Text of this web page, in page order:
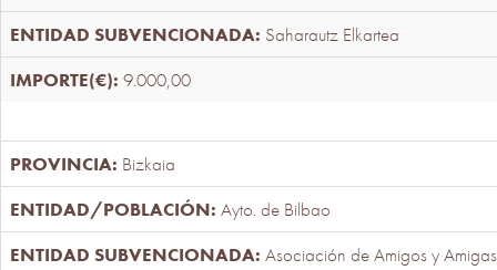
Saharautz Elkartea
9.000,00
Bizkaia
Ayto. de Bilbao
Asociación de Amigos y